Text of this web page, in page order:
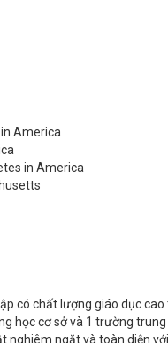
America
in America
có chất lượng giáo dục
học cơ sở và 1 trường
ngặt và toàn diện